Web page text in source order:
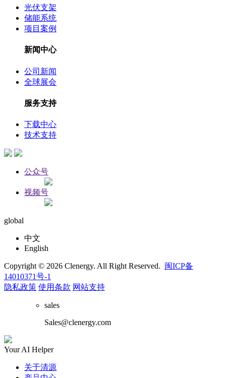
光伏支架
储能系统
项目案例
新闻中心
公司新闻
全球展会
服务支持
下载中心
技术支持
公众号
视频号
global
中文
English
Copyright © 2026 Clenergy. All Right Reserved. 闽ICP备
14010371号-1
隐私政策 使用条款 网站支持
sales
Sales@clenergy.com
Your AI Helper
关于清源